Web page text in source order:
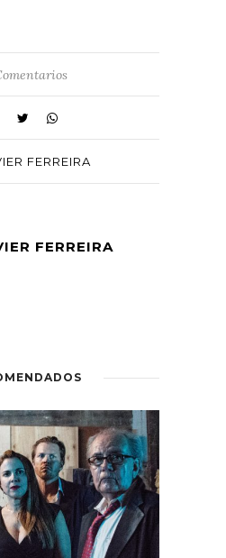
FERREIRA
FERREIRA